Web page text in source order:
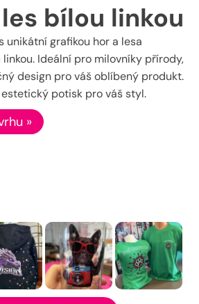
bílou linkou
unikátní grafikou hor a lesa
Ideální pro milovníky přírody,
design pro váš oblíbený produkt.
potisk pro váš styl.
»